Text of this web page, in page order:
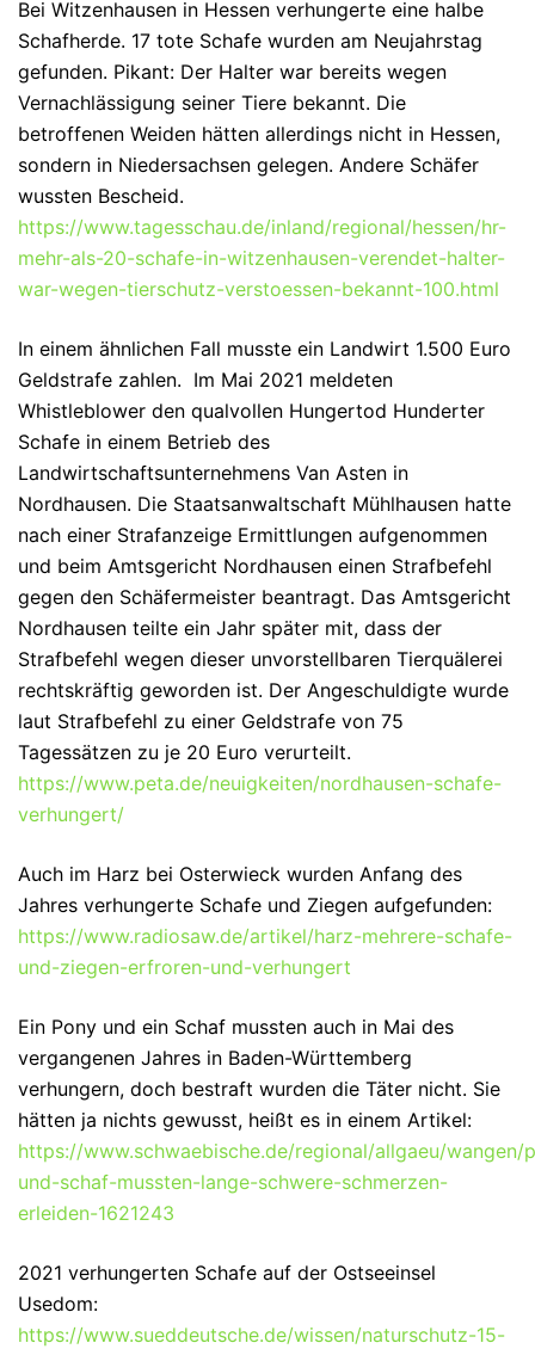
Bei Witzenhausen in Hessen verhungerte eine halbe
Schafherde. 17 tote Schafe wurden am Neujahrstag
gefunden. Pikant: Der Halter war bereits wegen
Vernachlässigung seiner Tiere bekannt. Die
betroffenen Weiden hätten allerdings nicht in Hessen,
sondern in Niedersachsen gelegen. Andere Schäfer
wussten Bescheid.
https://www.tagesschau.de/inland/regional/hessen/hr-
mehr-als-20-schafe-in-witzenhausen-verendet-halter-
war-wegen-tierschutz-verstoessen-bekannt-100.html
In einem ähnlichen Fall musste ein Landwirt 1.500 Euro
Geldstrafe zahlen. Im Mai 2021 meldeten
Whistleblower den qualvollen Hungertod Hunderter
Schafe in einem Betrieb des
Landwirtschaftsunternehmens Van Asten in
Nordhausen. Die Staatsanwaltschaft Mühlhausen hatte
nach einer Strafanzeige Ermittlungen aufgenommen
und beim Amtsgericht Nordhausen einen Strafbefehl
gegen den Schäfermeister beantragt. Das Amtsgericht
Nordhausen teilte ein Jahr später mit, dass der
Strafbefehl wegen dieser unvorstellbaren Tierquälerei
rechtskräftig geworden ist. Der Angeschuldigte wurde
laut Strafbefehl zu einer Geldstrafe von 75
Tagessätzen zu je 20 Euro verurteilt.
https://www.peta.de/neuigkeiten/nordhausen-schafe-
verhungert/
Auch im Harz bei Osterwieck wurden Anfang des
Jahres verhungerte Schafe und Ziegen aufgefunden:
https://www.radiosaw.de/artikel/harz-mehrere-schafe-
und-ziegen-erfroren-und-verhungert
Ein Pony und ein Schaf mussten auch in Mai des
vergangenen Jahres in Baden-Württemberg
verhungern, doch bestraft wurden die Täter nicht. Sie
hätten ja nichts gewusst, heißt es in einem Artikel:
https://www.schwaebische.de/regional/allgaeu/wangen/
und-schaf-mussten-lange-schwere-schmerzen-
erleiden-1621243
2021 verhungerten Schafe auf der Ostseeinsel
Usedom:
https://www.sueddeutsche.de/wissen/naturschutz-15-